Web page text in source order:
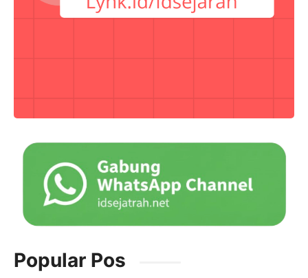
Popular Pos